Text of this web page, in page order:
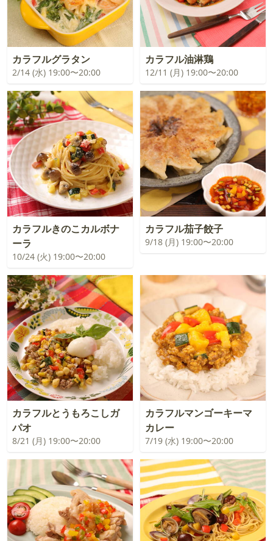
カラフルグラタン
2/14 (水) 19:00〜20:00
カラフル油淋鶏
12/11 (月) 19:00〜20:00
カラフルきのこカルボナ
ーラ
10/24 (火) 19:00〜20:00
カラフル茄子餃子
9/18 (月) 19:00〜20:00
カラフルとうもろこしガ
パオ
8/21 (月) 19:00〜20:00
カラフルマンゴーキーマ
カレー
7/19 (水) 19:00〜20:00